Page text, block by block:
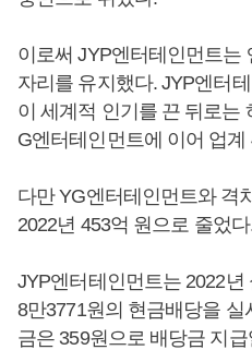
이로써 JYP엔터테인먼트는
자리를 유지했다. JYP엔터
이 세계적 인기를 끈 뒤로는
G엔터테인먼트에 이어 업
다만 YG엔터테인먼트와 격
2022년 453억 원으로 줄었
JYP엔터테인먼트는 2022
8만3771원의 현금배당을
금은 359원으로 배당금 지